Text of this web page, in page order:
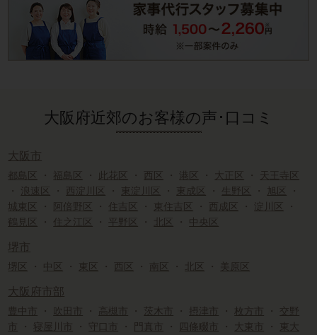
大阪府近郊のお客様の声･口コミ
大阪市
都島区 ・ 福島区 ・ 此花区 ・ 西区 ・ 港区 ・ 大正区 ・
天王寺区
・
浪速区 ・ 西淀川区 ・ 東淀川区 ・ 東成区 ・ 生野区 ・ 旭区
・
城東区
・ 阿倍野区 ・ 住吉区 ・ 東住吉区 ・ 西成区 ・ 淀川区
・
鶴見区
・ 住之江区 ・ 平野区 ・ 北区 ・ 中央区
堺市
堺区 ・ 中区 ・ 東区 ・ 西区 ・ 南区 ・ 北区 ・ 美原区
大阪府市部
豊中市 ・ 吹田市 ・ 高槻市 ・ 茨木市 ・ 摂津市 ・ 枚方市 ・
交野
・ 寝屋川市 ・ 守口市 ・ 門真市 ・ 四條畷市 ・ 大東市 ・
東大